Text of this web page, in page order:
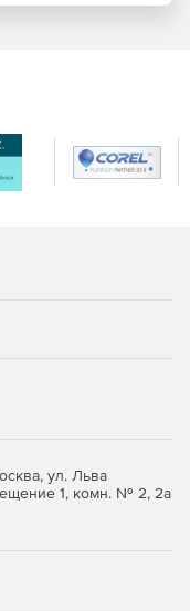
ул. Льва
1, комн. № 2, 2а